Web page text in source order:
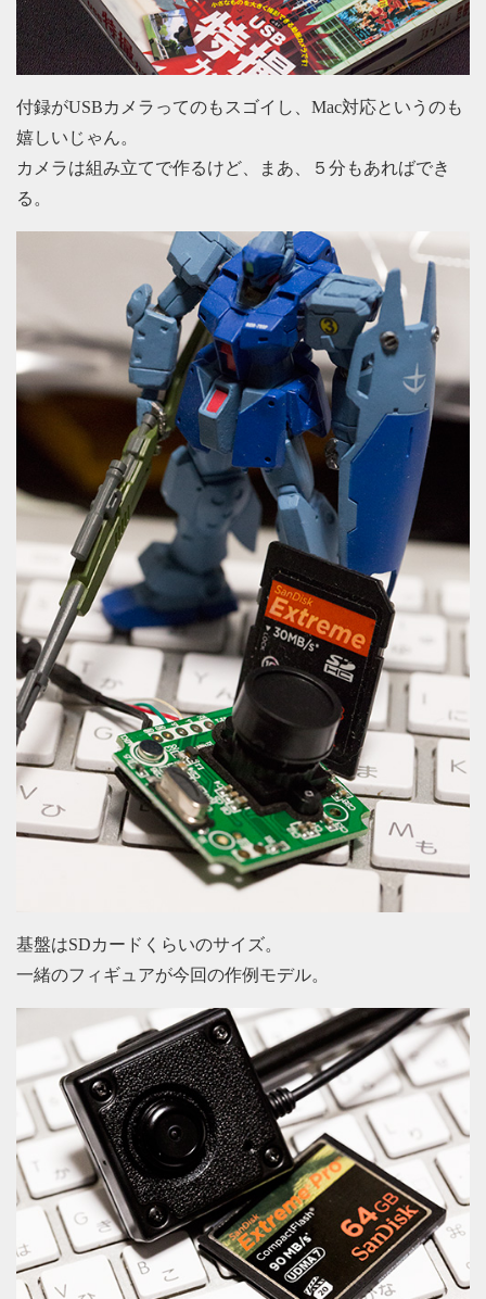
付録がUSBカメラってのもスゴイし、Mac対応というのも
嬉しいじゃん。
カメラは組み立てで作るけど、まあ、５分もあればでき
る。
基盤はSDカードくらいのサイズ。
一緒のフィギュアが今回の作例モデル。